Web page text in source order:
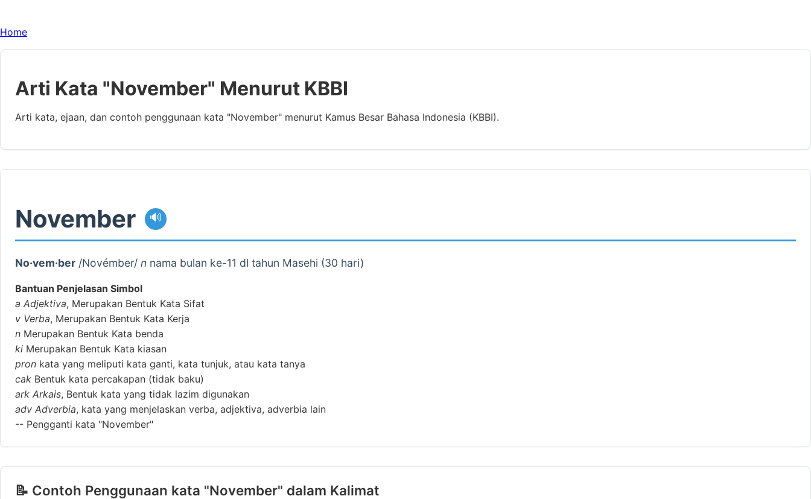
Home
Arti Kata "November" Menurut KBBI
Arti kata, ejaan, dan contoh penggunaan kata "November" menurut Kamus Besar Bahasa Indonesia (KBBI).
November 🔊
No·vem·ber /Novémber/ n nama bulan ke-11 dl tahun Masehi (30 hari)
Bantuan Penjelasan Simbol
a Adjektiva, Merupakan Bentuk Kata Sifat
v Verba, Merupakan Bentuk Kata Kerja
n Merupakan Bentuk Kata benda
ki Merupakan Bentuk Kata kiasan
pron kata yang meliputi kata ganti, kata tunjuk, atau kata tanya
cak Bentuk kata percakapan (tidak baku)
ark Arkais, Bentuk kata yang tidak lazim digunakan
adv Adverbia, kata yang menjelaskan verba, adjektiva, adverbia lain
-- Pengganti kata "November"
📝 Contoh Penggunaan kata "November" dalam Kalimat